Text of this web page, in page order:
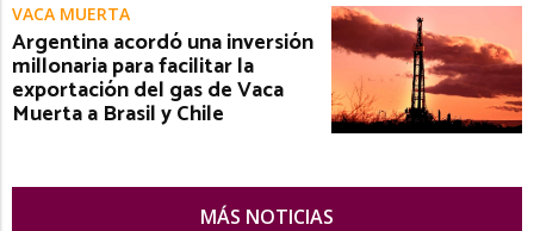
VACA MUERTA
Argentina acordó una inversión
millonaria para facilitar la
exportación del gas de Vaca
Muerta a Brasil y Chile
MÁS NOTICIAS